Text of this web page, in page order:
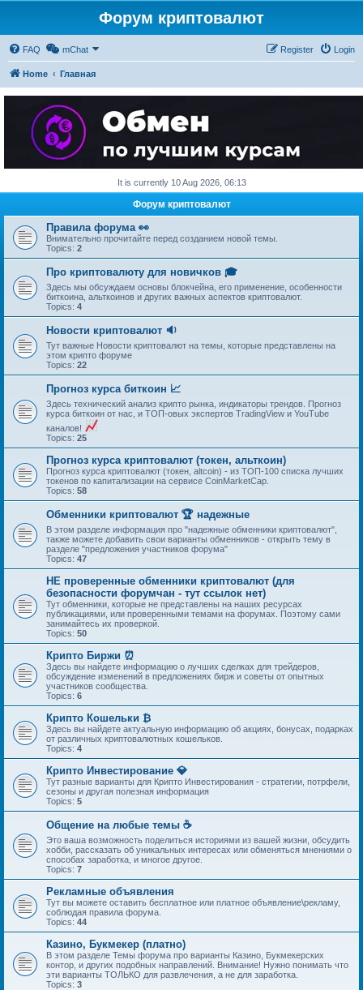
Форум криптовалют
FAQ mChat Login
Register
Home Главная
It is currently 10 Aug 2026, 06:13
Форум криптовалют
Правила форума 👀
Внимательно прочитайте перед созданием новой темы.
Topics: 2
Про криптовалюту для новичков 🎓
Здесь мы обсуждаем основы блокчейна, его применение, особенности
биткоина, альткоинов и других важных аспектов криптовалют.
Topics: 4
Новости криптовалют 🔉
Тут важные Новости криптовалют на темы, которые представлены на
этом крипто форуме
Topics: 22
Прогноз курса биткоин 📈
Здесь технический анализ крипто рынка, индикаторы трендов. Прогноз
курса биткоин от нас, и ТОП-овых экспертов TradingView и YouTube
каналов!
Topics: 25
Прогноз курса криптовалют (токен, альткоин)
Прогноз курса криптовалют (токен, altcoin) - из ТОП-100 списка лучших
токенов по капитализации на сервисе CoinMarketCap.
Topics: 58
Обменники криптовалют 🏆 надежные
В этом разделе информация про "надежные обменники криптовалют",
также можете добавить свои варианты обменников - открыть тему в
разделе "предложения участников форума"
Topics: 47
НЕ проверенные обменники криптовалют (для
безопасности форумчан - тут ссылок нет)
Тут обменники, которые не представлены на наших ресурсах
публикациями, или проверенными темами на форумах. Поэтому сами
занимайтесь их проверкой.
Topics: 50
Крипто Биржи ⏰
Здесь вы найдете информацию о лучших сделках для трейдеров,
обсуждение изменений в предложениях бирж и советы от опытных
участников сообщества.
Topics: 6
Крипто Кошельки ₿
Здесь вы найдете актуальную информацию об акциях, бонусах, подарках
от различных криптовалютных кошельков.
Topics: 4
Крипто Инвестирование 💎
Тут разные варианты для Крипто Инвестирования - стратегии, потрфели,
сезоны и другая полезная информация
Topics: 5
Общение на любые темы ☕
Это ваша возможность поделиться историями из вашей жизни, обсудить
хобби, рассказать об уникальных интересах или обменяться мнениями о
способах заработка, и многое другое.
Topics: 7
Рекламные объявления
Тут вы можете оставить бесплатное или платное объявление\рекламу,
соблюдая правила форума.
Topics: 44
Казино, Букмекер (платно)
В этом разделе Темы форума про варианты Казино, Букмекерских
контор, и других подобных направлений. Внимание! Нужно понимать что
эти варианты ТОЛЬКО для развлечения, а не для заработка.
Topics: 3